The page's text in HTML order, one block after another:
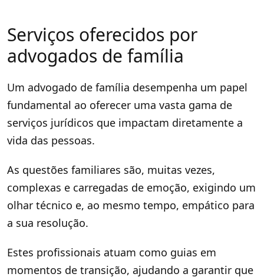
Serviços oferecidos por
advogados de família
Um advogado de família desempenha um papel
fundamental ao oferecer uma vasta gama de
serviços jurídicos que impactam diretamente a
vida das pessoas.
As questões familiares são, muitas vezes,
complexas e carregadas de emoção, exigindo um
olhar técnico e, ao mesmo tempo, empático para
a sua resolução.
Estes profissionais atuam como guias em
momentos de transição, ajudando a garantir que